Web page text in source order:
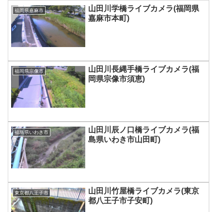
福岡県嘉麻市
山田川学橋ライブカメラ(福岡県
嘉麻市本町)
福岡県宗像市
山田川長縄手橋ライブカメラ(福
岡県宗像市須恵)
福島県いわき市
山田川辰ノ口橋ライブカメラ(福
島県いわき市山田町)
東京都八王子市
山田川竹屋橋ライブカメラ(東京
都八王子市子安町)